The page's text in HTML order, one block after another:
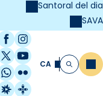
Santoral del dia
SAVA
Facebook
Instagram
X / Twitter
YouTube
WhatsApp
Flickr
Radio Estel
Catalunya
CA Cerca